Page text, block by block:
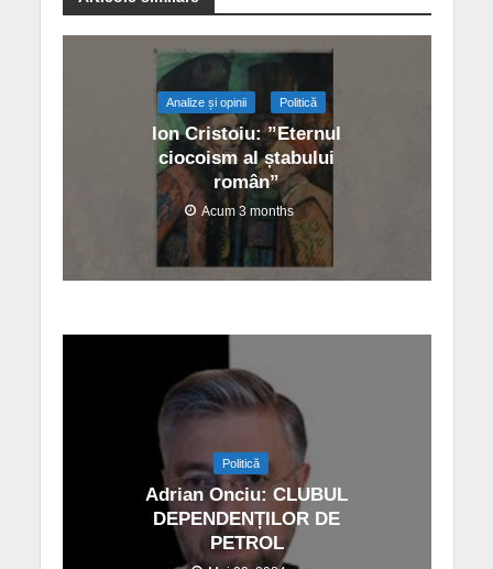
Analize și opinii Politică
Ion Cristoiu: ”Eternul
ciocoism al ștabului
român”
Acum 3 months
Politică
Adrian Onciu: CLUBUL
DEPENDENȚILOR DE
PETROL